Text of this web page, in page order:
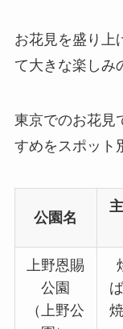
お花見を盛り上
て大きな楽しみ
東京でのお花見
すめをスポット
公園名
上野恩賜
公園
（上野公